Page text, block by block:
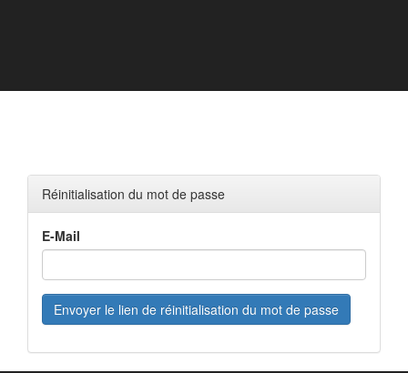
Réinitialisation du mot de passe
E-Mail
Envoyer le lien de réinitialisation du mot de passe